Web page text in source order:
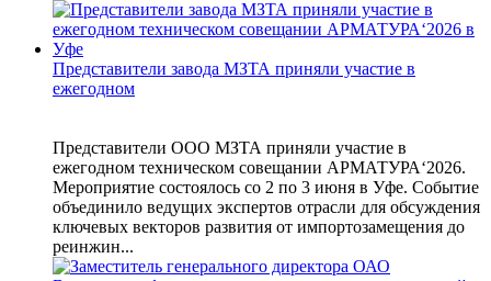
Представители завода МЗТА приняли участие в
ежегодном
Представители ООО МЗТА приняли участие в
ежегодном техническом совещании АРМАТУРА‘2026.
Мероприятие состоялось со 2 по 3 июня в Уфе. Событие
объединило ведущих экспертов отрасли для обсуждения
ключевых векторов развития от импортозамещения до
реинжин...